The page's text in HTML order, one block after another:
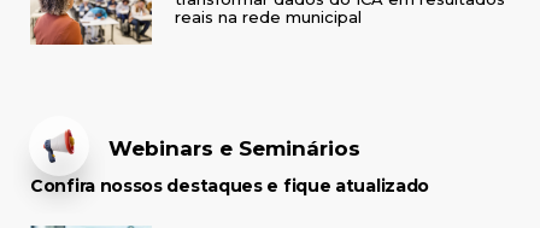
reais na rede municipal
Webinars e Seminários
Confira nossos destaques e fique atualizado